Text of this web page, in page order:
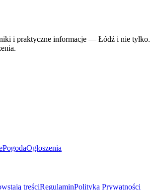
i praktyczne informacje — Łódź i nie tylko.
PogodaOgłoszenia
treściRegulaminPolityka Prywatności